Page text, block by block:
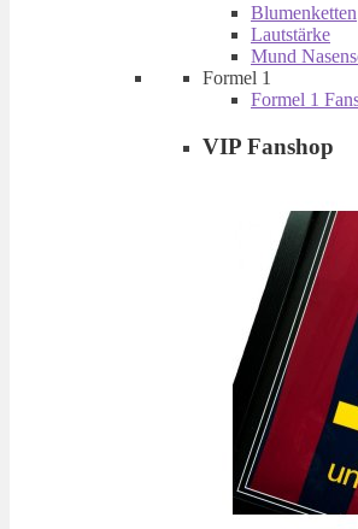
Blumenketten
Lautstärke
Mund
Formel 1
Formel 1
VIP Fanshop